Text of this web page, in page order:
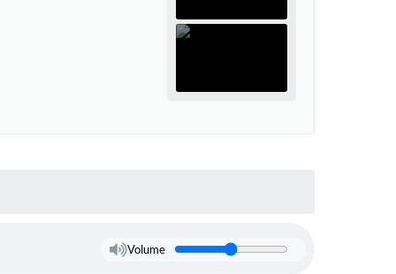
Volume